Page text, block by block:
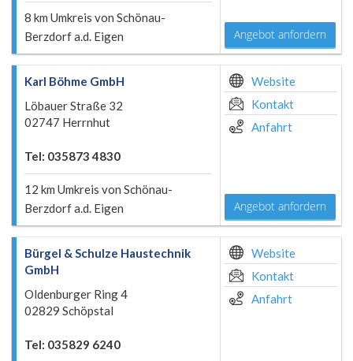
8 km Umkreis von Schönau-
Berzdorf a.d. Eigen
Angebot anfordern
Karl Böhme GmbH
Löbauer Straße 32
02747 Herrnhut
Tel: 035873 4830
12 km Umkreis von Schönau-
Berzdorf a.d. Eigen
Website
Kontakt
Anfahrt
Angebot anfordern
Bürgel & Schulze Haustechnik
GmbH
Oldenburger Ring 4
02829 Schöpstal
Tel: 035829 6240
Website
Kontakt
Anfahrt